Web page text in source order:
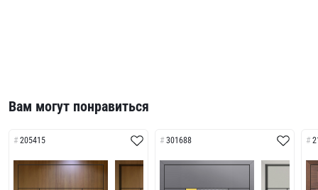
Вам могут понравиться
205415 301688